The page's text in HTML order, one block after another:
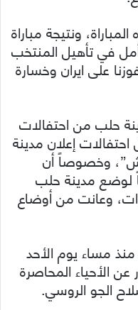
ونتيجة مباراة
أمل في تأهيل المنتخب
على ايران وخسارة
حلب من احتفالات
إعلان مدينة
وخصوصاً أن
لوضع مدينة حلب
وعانت من أوضاع
مساء يوم الأحد
الأحياء المحاصرة
الجو الروسي.